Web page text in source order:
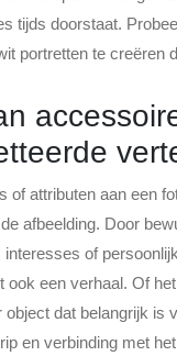
tijds doorstaat.
portretten te creëren
of attributen aan een
afbeelding. Door
interesses of
ook een verhaal. Of
dat belangrijk is
en verbinding met